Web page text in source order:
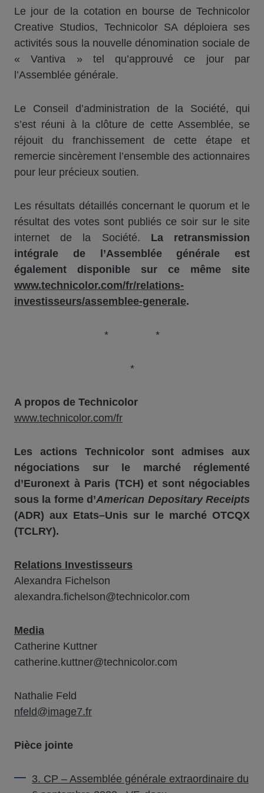
Le jour de la cotation en bourse de Technicolor
Creative Studios, Technicolor SA déploiera ses
activités sous la nouvelle dénomination sociale de
« Vantiva » tel qu’approuvé ce jour par
l’Assemblée générale.
Le Conseil d’administration de la Société, qui
s’est réuni à la clôture de cette Assemblée, se
réjouit du franchissement de cette étape et
remercie sincèrement l’ensemble des actionnaires
pour leur précieux soutien.
Les résultats détaillés concernant le quorum et le
résultat des votes sont publiés ce soir sur le site
internet de la Société. La retransmission
intégrale de l’Assembléegénérale est
également disponible sur ce même site
www.technicolor.com/fr/relations-
investisseurs/assemblee-generale.
* *
*
A propos de Technicolor
www.technicolor.com/fr
Les actions Technicolor sont admises aux
négociations sur le marché réglementé
d’Euronext àParis (TCH) et sont négociables
sous la forme d’American Depositary Receipts
(ADR) aux Etats–Unis sur le marché OTCQX
(TCLRY).
Relations Investisseurs
Alexandra Fichelson
alexandra.fichelson@technicolor.com
Media
Catherine Kuttner
catherine.kuttner@technicolor.com
Nathalie Feld
nfeld@image7.fr
Pièce jointe
3. CP – Assemblée générale extraordinaire du